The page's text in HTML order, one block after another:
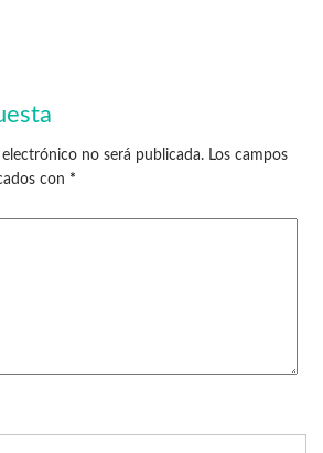
electrónico no será publicada. Los campos
con *